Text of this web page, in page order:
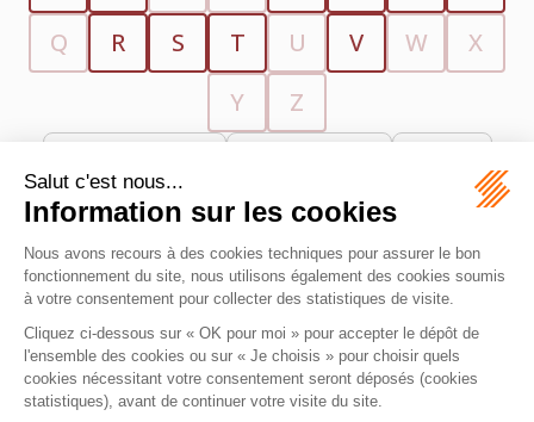
Q
R S T U V W
X
Y
Z
Centre de rétention administrative
Lieu dans lequel une personne étrangère peut être
retenue temporairement afin de permettre l’exécution